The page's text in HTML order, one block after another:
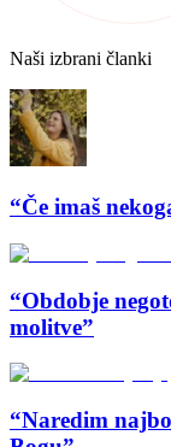
Naši izbrani članki
“Če imaš
“Obdobje
molitve”
“Naredim